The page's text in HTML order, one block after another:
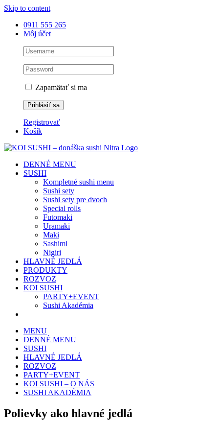
Skip to content
0911 555 265
Môj účet
Zapamätať si ma
Registrovať
Košík
DENNÉ MENU
SUSHI
Kompletné sushi menu
Sushi sety
Sushi sety pre dvoch
Special rolls
Futomaki
Uramaki
Maki
Sashimi
Nigiri
HLAVNÉ JEDLÁ
PRODUKTY
ROZVOZ
KOI SUSHI
PARTY+EVENT
Sushi Akadémia
MENU
DENNÉ MENU
SUSHI
HLAVNÉ JEDLÁ
ROZVOZ
PARTY+EVENT
KOI SUSHI – O NÁS
SUSHI AKADÉMIA
Polievky ako hlavné jedlá